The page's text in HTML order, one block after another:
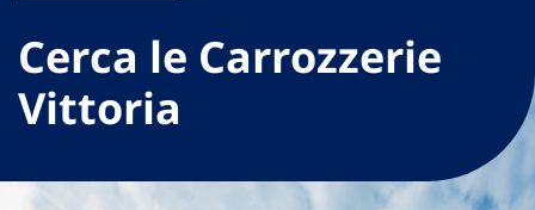
Cerca le Carrozzerie
Vittoria